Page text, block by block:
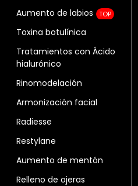
Aumento de labios
TOP
Toxina botulínica
Tratamientos con Ácido
hialurónico
Rinomodelación
Armonización facial
Radiesse
Restylane
Aumento de mentón
Relleno de ojeras